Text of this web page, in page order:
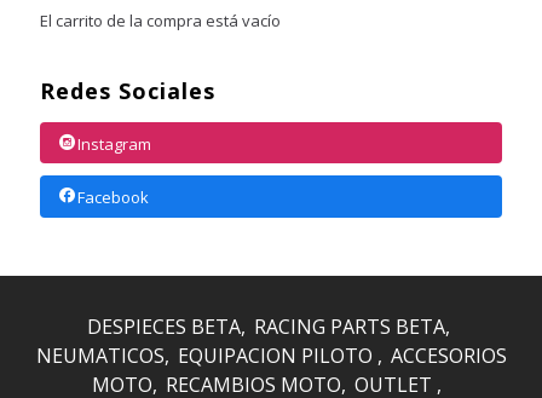
El carrito de la compra está vacío
Redes Sociales
Instagram
Facebook
DESPIECES BETA RACING PARTS BETA
NEUMATICOS EQUIPACION PILOTO
ACCESORIOS
MOTO RECAMBIOS MOTO OUTLET